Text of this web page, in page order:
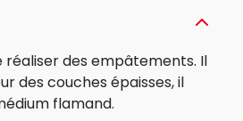
des empâtements. Il
des couches épaisses, il
flamand.